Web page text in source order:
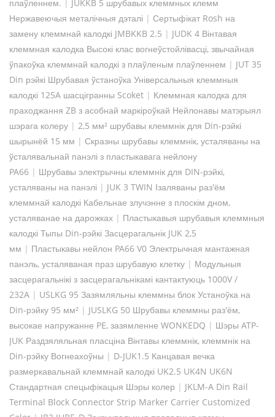
плаўленнем. | JUKKB 5 шрубавых клеммных клемм
Нержавеючыя металічныя дэталі | Сертыфікат Rosh на
замену клеммнай калодкі JMBKKB 2.5 | JUDK 4 Вінтавая
клеммная калодка Высокі клас вогнеўстойлівасці, звычайная
ўпакоўка клеммнай калодкі з плаўленым плаўленнем | JUT 35
Din рэйкі Шрубавая ўстаноўка Універсальныя клеммныя
калодкі 125A шасцігранны Scoket | Клеммная калодка для
праходжання ZB з асобнай маркіроўкай Нейлонавы матэрыял
шэрага колеру | 2,5 мм² шрубавы клеммнік для Din-рэйкі
шырынёй 15 мм | Скразны шрубавы клеммнік, усталяваны на
ўсталявальнай панэлі з пластыкавага нейлону
PA66 | Шрубавы электрычны клеммнік для DIN-рэйкі,
усталяваны на панэлі | JUK 3 TWIN Ізаляваны раз'ём
клеммнай калодкі Кабельнае злучэнне з плоскім дном,
усталяванае на дарожках | Пластыкавыя шрубавыя клеммныя
калодкі Тыпы Din-рэйкі Засцерагальнік JUK 2,5
мм | Пластыкавы нейлон PA66 V0 Электрычная мантажная
панэль, усталяваная праз шрубавую клетку | Модульныя
засцерагальнікі з засцерагальнікамі кантактуюць 1000V /
232A | USLKG 95 Зазямляльны клеммны блок Устаноўка на
Din-рэйку 95 мм² | JUSLKG 50 Шрубавы клеммны раз'ём,
высокае напружанне PE, зазямленне WONKEDQ | Шэры ATP-
JUK Раздзяляльная пласціна Вінтавы клеммнік, клеммнік на
Din-рэйку Вогнеахоўны | D-JUK1.5 Канцавая вечка
размеркавальнай клеммнай калодкі UK2.5 UK4N UK6N
Стандартная спецыфікацыя Шэры колер | JKLM-A Din Rail
Terminal Block Connector Strip Marker Carrier Customized